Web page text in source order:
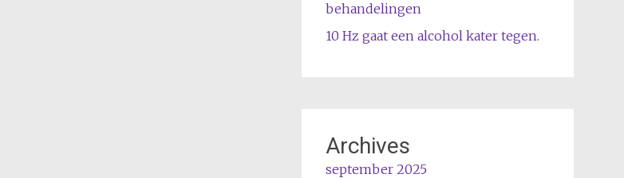
behandelingen
10 Hz gaat een alcohol kater tegen.
Archives
september 2025